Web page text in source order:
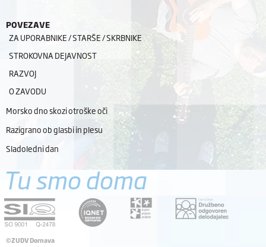
POVEZAVE
ZA UPORABNIKE / STARŠE / SKRBNIKE
STROKOVNA DEJAVNOST
RAZVOJ
O ZAVODU
Morsko dno skozi otroške oči
Razigrano ob glasbi in plesu
Sladoledni dan
Tu smo doma
©ZUDV Dornava